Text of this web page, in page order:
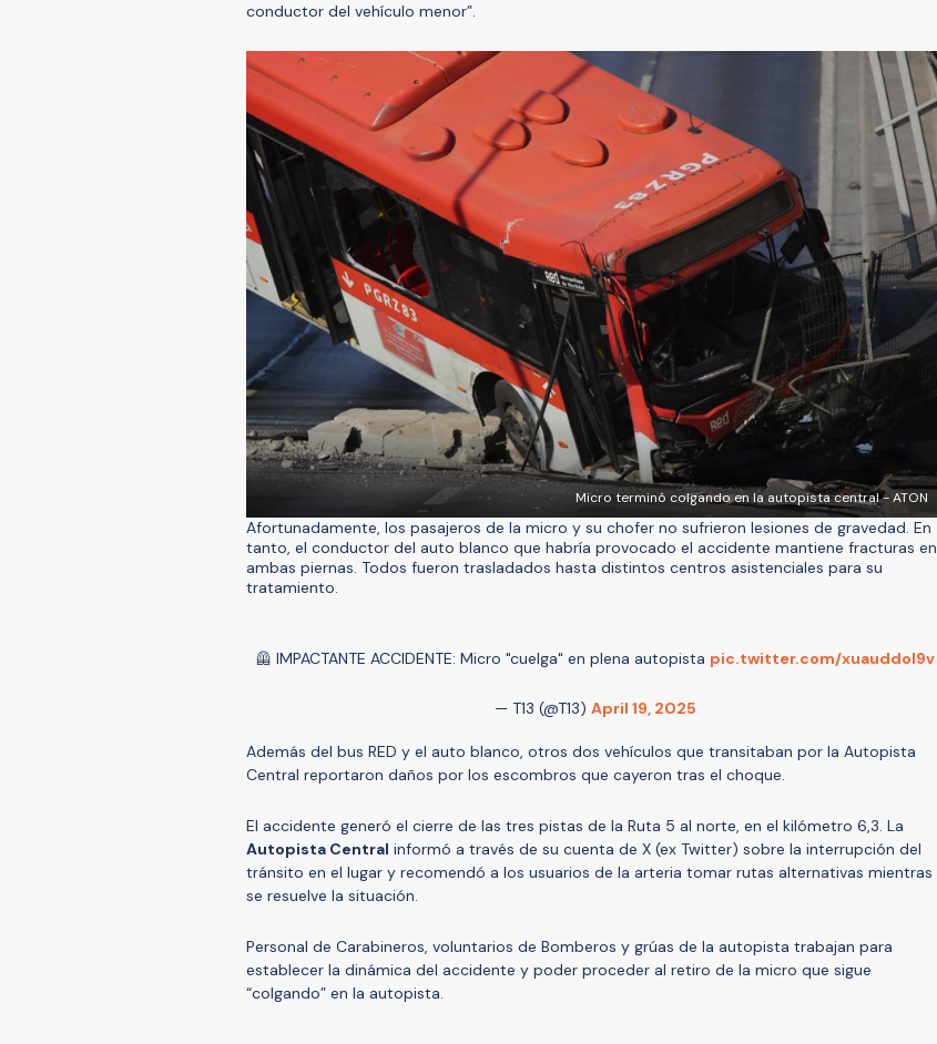
conductor del vehículo menor”.
Micro terminó colgando en la autopista central - ATON
Afortunadamente, los pasajeros de la micro y su chofer no sufrieron lesiones de gravedad. En
tanto, el conductor del auto blanco que habría provocado el accidente mantiene fracturas en
ambas piernas. Todos fueron trasladados hasta distintos centros asistenciales para su
tratamiento.
🦺 IMPACTANTE ACCIDENTE: Micro "cuelga" en plena autopista pic.twitter.com/xuauddol9v
— T13 (@T13) April 19, 2025
Además del bus RED y el auto blanco, otros dos vehículos que transitaban por la Autopista
Central reportaron daños por los escombros que cayeron tras el choque.
El accidente generó el cierre de las tres pistas de la Ruta 5 al norte, en el kilómetro 6,3. La
Autopista Central informó a través de su cuenta de X (ex Twitter) sobre la interrupción del
tránsito en el lugar y recomendó a los usuarios de la arteria tomar rutas alternativas mientras
se resuelve la situación.
Personal de Carabineros, voluntarios de Bomberos y grúas de la autopista trabajan para
establecer la dinámica del accidente y poder proceder al retiro de la micro que sigue
“colgando” en la autopista.